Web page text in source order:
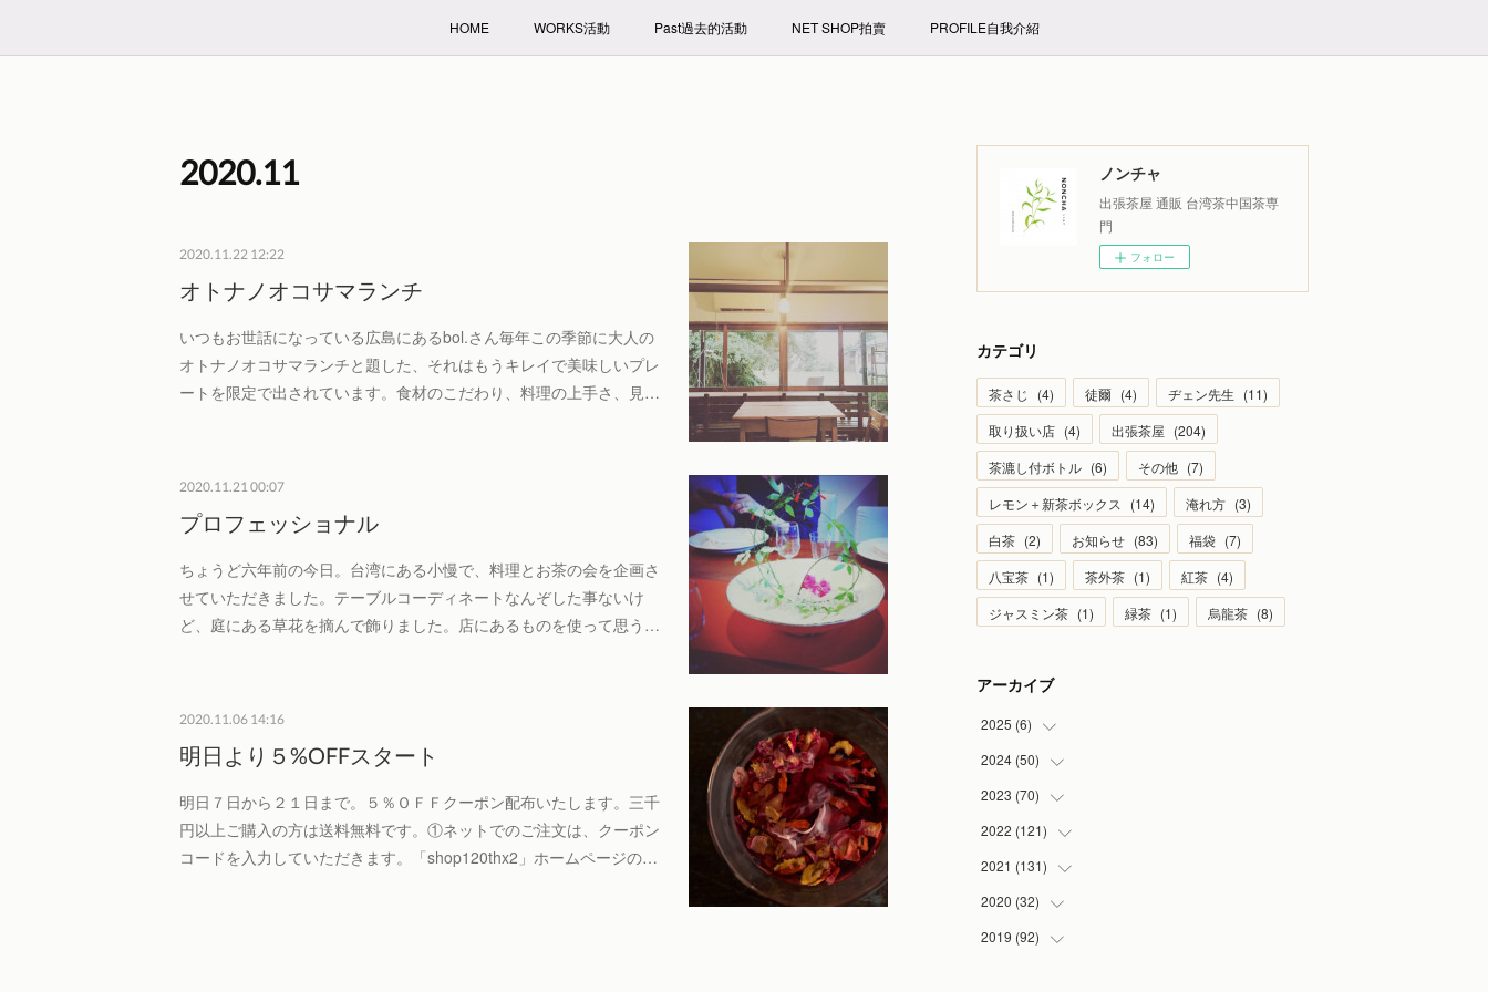
HOME WORKS活動 Past過去的活動 NET SHOP拍賣 PROFILE自我介紹
2020.11
2020.11.22 12:22
オトナノオコサマランチ
いつもお世話になっている広島にあるbol.さん毎年この季節に大人の
オトナノオコサマランチと題した、それはもうキレイで美味しいプレ
ートを限定で出されています。食材のこだわり、料理の上手さ、見…
2020.11.21 00:07
プロフェッショナル
ちょうど六年前の今日。台湾にある小慢で、料理とお茶の会を企画さ
せていただきました。テーブルコーディネートなんぞした事ないけ
ど、庭にある草花を摘んで飾りました。店にあるものを使って思う…
2020.11.06 14:16
明日より５%OFFスタート
明日７日から２１日まで。５％ＯＦＦクーポン配布いたします。三千
円以上ご購入の方は送料無料です。①ネットでのご注文は、クーポン
コードを入力していただきます。「shop120thx2」ホームページの…
ノンチャ
出張茶屋 通販 台湾茶中国茶専
門
フォロー
カテゴリ
茶さじ (4) 徒爾 (4) ヂェン先生 (11)
取り扱い店 (4) 出張茶屋 (204)
茶漉し付ボトル (6) その他 (7)
レモン＋新茶ボックス
(14) 淹れ方 (3)
白茶 (2) お知らせ (83) 福袋 (7)
八宝茶 (1) 茶外茶 (1) 紅茶 (4)
ジャスミン茶 (1) 緑茶 (1) 烏龍茶 (8)
アーカイブ
2025 (6)
(1
(2
(1)
(1)
(1
2024 (50)
(5
(4)
(5)
(7
(2
2023 (70)
(4)
(2)
(4
(5
2022 (121)
(7)
(6
(13
)
2021 (131)
(8
(9
2020 (32)
(1
2019 (92)